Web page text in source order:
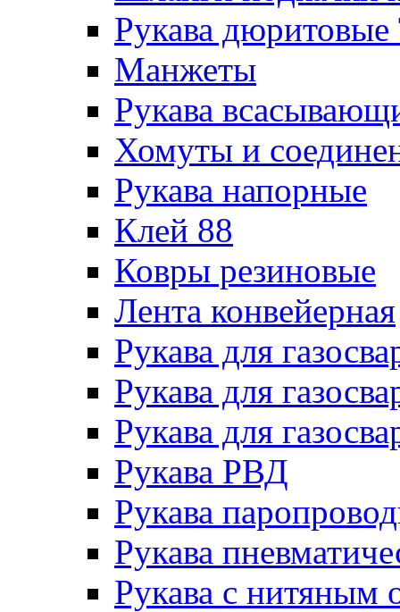
Рукава
Манжеты
Рукава
Хомуты и
Рукава напорные
Клей 88
Ковры резиновые
Лента конвейерная
Рукава для
Рукава для
Рукава для
Рукава РВД
Рукава
Рукава
Рукава с нитяным